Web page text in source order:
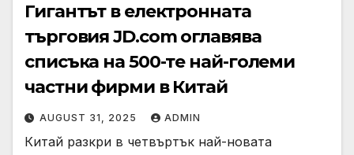
Гигантът в електронната
търговия JD.com оглавява
списъка на 500-те най-големи
частни фирми в Китай
AUGUST 31, 2025 ADMIN
Китай разкри в четвъртък най-новата